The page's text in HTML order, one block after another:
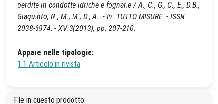
perdite in condotte idriche e fognarie / A., C., G., C., E., D.B.,
Giaquinto, N., M., M., D., A.. - In: TUTTO MISURE. - ISSN
2038-6974. - XV:3(2013), pp. 207-210.
Appare nelle tipologie:
1.1 Articolo in rivista
File in questo prodotto: